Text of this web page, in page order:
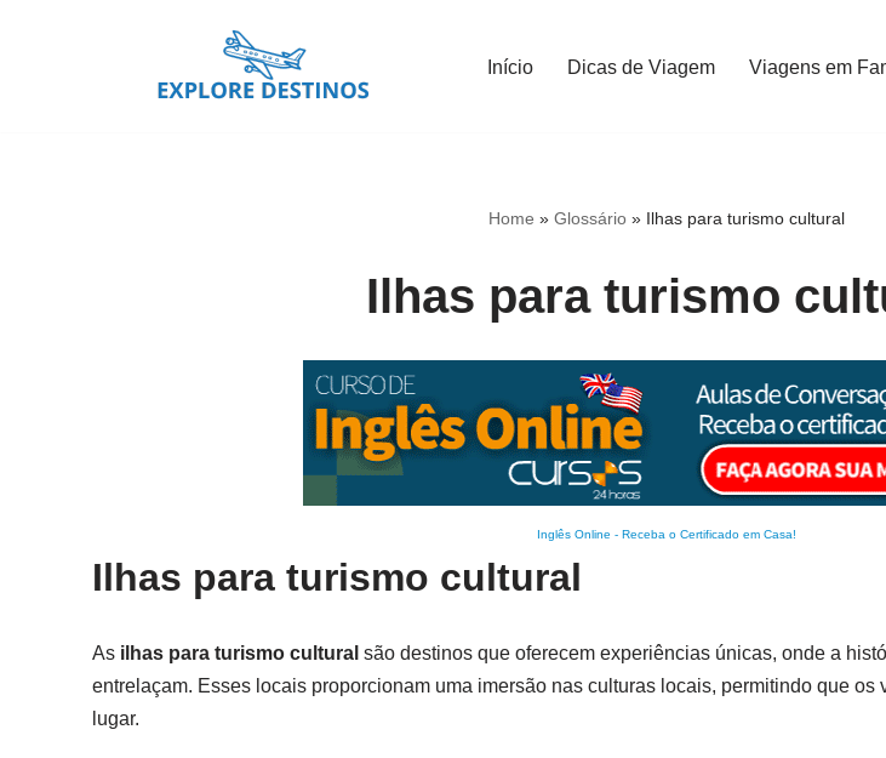
Início Dicas de Viagem Viagens em
Home » Glossário» Ilhas para turismo cultural
Ilhas para turismo
Inglês Online - Receba o Certificado em Casa!
Ilhas para turismo cultural
As ilhas para turismo cultural são destinos que oferecem experiências únicas, onde a
entrelaçam. Esses locais proporcionam uma imersão nas culturas locais, permitindo que
lugar.